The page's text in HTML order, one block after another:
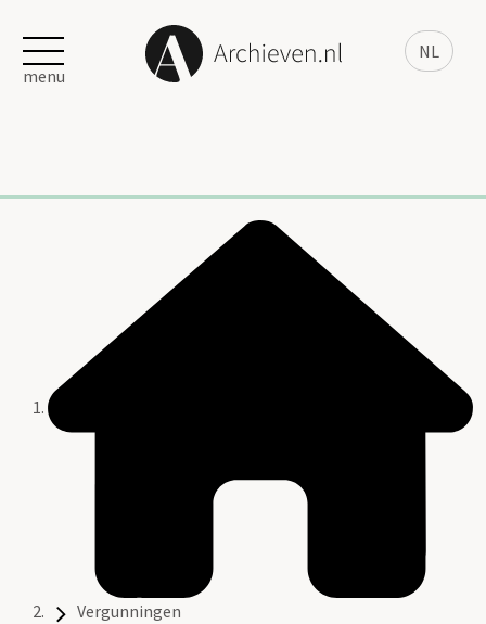
NL
menu
Vergunningen